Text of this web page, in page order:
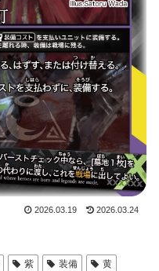
2026.03.19 2026.03.24
紫 装備 黄